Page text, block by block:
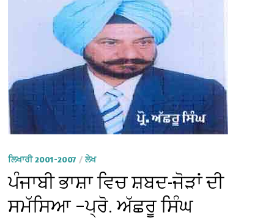
ਲਿਖਾਰੀ 2001-2007 /ਲੇਖ
ਪੰਜਾਬੀ ਭਾਸ਼ਾ ਵਿਚ ਸ਼ਬਦ-ਜੋੜਾਂ ਦੀ
ਸਮੱਸਿਆ –ਪ੍ਰੋ. ਅੱਛਰੂ ਸਿੰਘ